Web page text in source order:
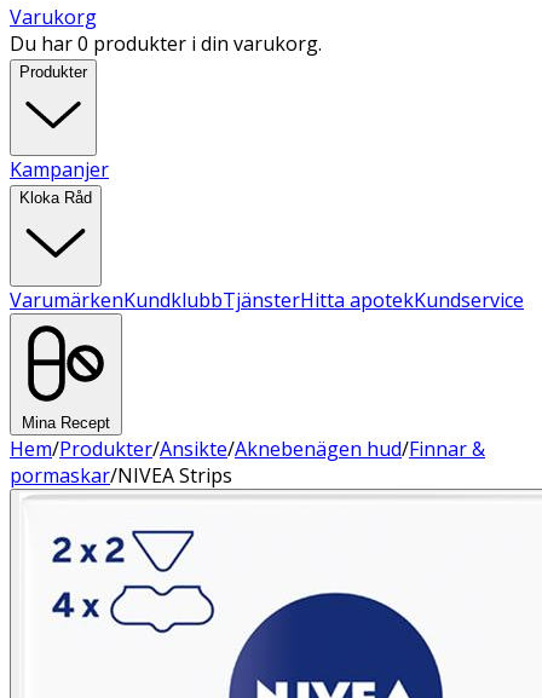
Varukorg
Du har 0 produkter i din varukorg.
Produkter
Kampanjer
Kloka Råd
VarumärkenKundklubbTjänsterHitta apotekKundservice
Mina Recept
Hem/Produkter/Ansikte/Aknebenägen hud/Finnar &
pormaskar/NIVEA Strips